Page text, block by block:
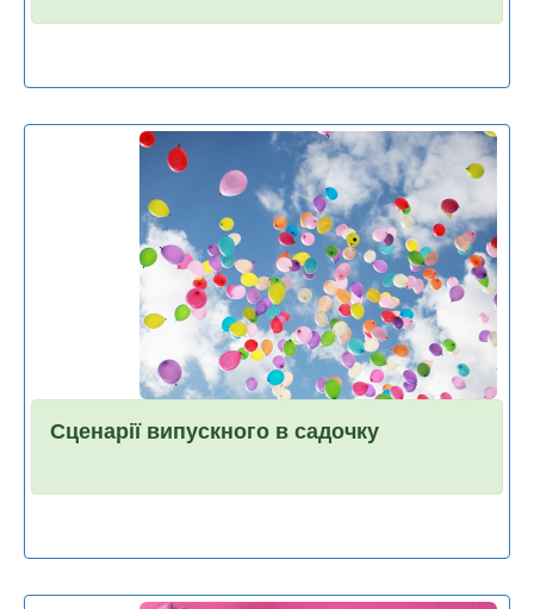
Сценарії випускного в садочку